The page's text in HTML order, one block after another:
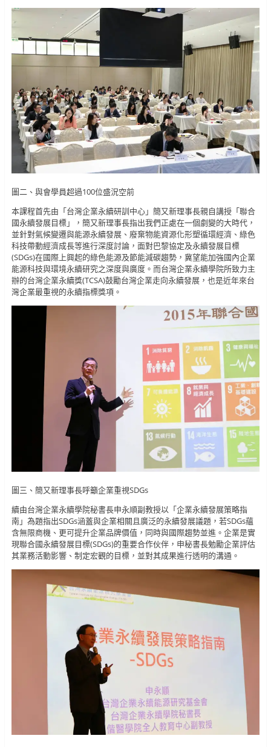
圖二、與會學員超過100位盛況空前
本課程首先由「台灣企業永續研訓中心」簡又新理事長親自講授「聯合
國永續發展目標」，簡又新理事長指出我們正處在一個劇變的大時代，
並針對氣候變遷與能源永續發展、廢棄物能資源化形塑循環經濟、綠色
科技帶動經濟成長等進行深度討論，面對巴黎協定及永續發展目標
(SDGs)在國際上興起的綠色能源及節能減碳趨勢，冀望能加強國內企業
能源科技與環境永續研究之深度與廣度。而台灣企業永續學院所致力主
辦的台灣企業永續獎(TCSA)鼓勵台灣企業走向永續發展，也是近年來台
灣企業最重視的永續指標獎項。
圖三、簡又新理事長呼籲企業重視SDGs
續由台灣企業永續學院秘書長申永順副教授以「企業永續發展策略指
南」為題指出SDGs涵蓋與企業相關且廣泛的永續發展議題，若SDGs蘊
含無限商機、更可提升企業品牌價值，同時與國際趨勢並進。企業是實
現聯合國永續發展目標(SDGs)的重要合作伙伴，申秘書長勉勵企業評估
其業務活動影響、制定宏觀的目標，並對其成果進行透明的溝通。